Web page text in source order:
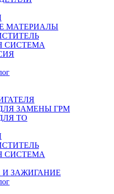
МАТЕРИАЛЫ
СИСТЕМА
ЗАМЕНЫ ГРМ
ТО
СИСТЕМА
И ЗАЖИГАНИЕ